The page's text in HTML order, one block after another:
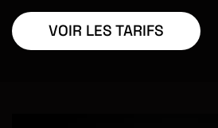
VOIR LES TARIFS